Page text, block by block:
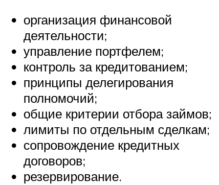
организация финансовой
деятельности;
управление портфелем;
контроль за кредитованием;
принципы делегирования
полномочий;
общие критерии отбора займов;
лимиты по отдельным сделкам;
сопровождение кредитных
договоров;
резервирование.